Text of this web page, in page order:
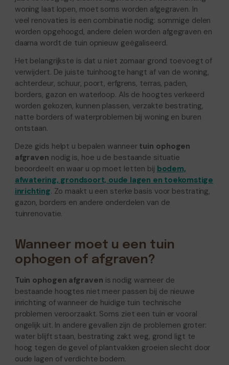
woning laat lopen, moet soms worden afgegraven. In
veel renovaties is een combinatie nodig: sommige delen
worden opgehoogd, andere delen worden afgegraven en
daarna wordt de tuin opnieuw geëgaliseerd.
Het belangrijkste is dat u niet zomaar grond toevoegt of
verwijdert. De juiste tuinhoogte hangt af van de woning,
achterdeur, schuur, poort, erfgrens, terras, paden,
borders, gazon en waterloop. Als de hoogtes verkeerd
worden gekozen, kunnen plassen, verzakte bestrating,
natte borders of waterproblemen bij woning en buren
ontstaan.
Deze gids helpt u bepalen wanneer tuin ophogen
afgraven nodig is, hoe u de bestaande situatie
beoordeelt en waar u op moet letten bij bodem,
afwatering, grondsoort, oude lagen en toekomstige
inrichting. Zo maakt u een sterke basis voor bestrating,
gazon, borders en andere onderdelen van de
tuinrenovatie.
Wanneer moet u een tuin
ophogen of afgraven?
Tuin ophogen afgraven is nodig wanneer de
bestaande hoogtes niet meer passen bij de nieuwe
inrichting of wanneer de huidige tuin technische
problemen veroorzaakt. Soms ziet een tuin er vooral
ongelijk uit. In andere gevallen zijn de problemen groter:
water blijft staan, bestrating zakt weg, grond ligt te
hoog tegen de gevel of plantvakken groeien slecht door
oude lagen of verdichte bodem.